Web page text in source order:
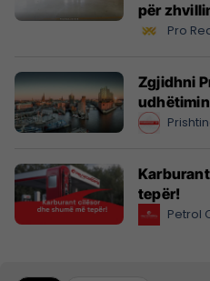
për
Pro
Zgjidhni
tepër!
Petrol